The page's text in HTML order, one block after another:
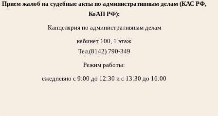
Прием жалоб на судебные акты по административным делам (КАС РФ,
КоАП РФ):
Канцелярия по административным делам
кабинет 100, 1 этаж
Тел.(8142) 790-349
Режим работы:
ежедневно с 9:00 до 12:30 и с 13:30 до 16:00